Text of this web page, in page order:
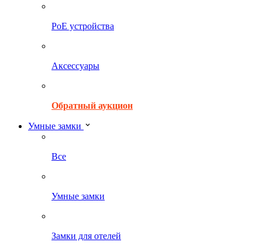
PoE устройства
Аксессуары
Обратный аукцион
Умные замки
Все
Умные замки
Замки для отелей